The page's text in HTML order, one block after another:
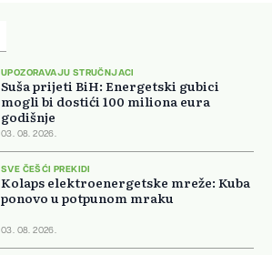
UPOZORAVAJU STRUČNJACI
Suša prijeti BiH: Energetski gubici
mogli bi dostići 100 miliona eura
godišnje
03. 08. 2026.
SVE ČEŠĆI PREKIDI
Kolaps elektroenergetske mreže: Kuba
ponovo u potpunom mraku
03. 08. 2026.